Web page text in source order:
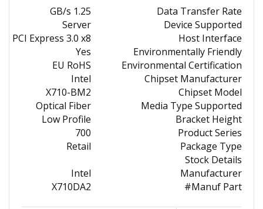
Data Transfer Rate
1.25 GB/s
Device Supported
Server
Host Interface
PCI Express 3.0 x8
Environmentally Friendly
Yes
Environmental Certification
EU RoHS
Chipset Manufacturer
Intel
Chipset Model
X710-BM2
Media Type Supported
Optical Fiber
Bracket Height
Low Profile
Product Series
700
Package Type
Retail
Stock Details
Manufacturer
Intel
Manuf Part#
X710DA2